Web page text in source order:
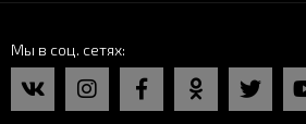
Мы в соц. сетях